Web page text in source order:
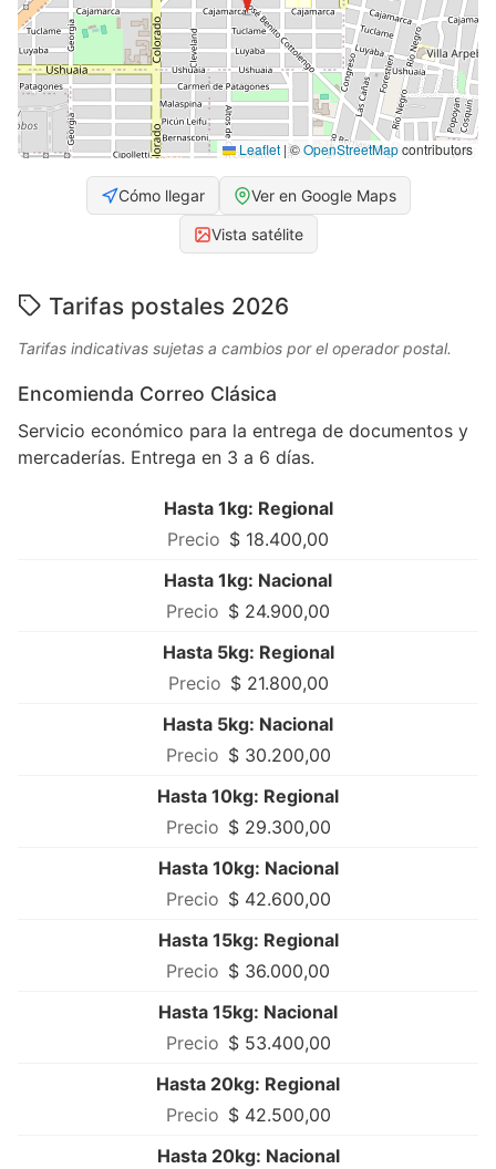
Leaflet |©OpenStreetMapcontributors
Cómo llegar Ver en Google Maps
Vista satélite
Tarifas postales 2026
Tarifas indicativas sujetas a cambios por el operador postal.
Encomienda Correo Clásica
Servicio económico para la entrega de documentos y
mercaderías. Entrega en 3 a 6 días.
Hasta 1kg: Regional
$ 18.400,00
Hasta 1kg: Nacional
$ 24.900,00
Hasta 5kg: Regional
$ 21.800,00
Hasta 5kg: Nacional
$ 30.200,00
Hasta 10kg: Regional
$ 29.300,00
Hasta 10kg: Nacional
$ 42.600,00
Hasta 15kg: Regional
$ 36.000,00
Hasta 15kg: Nacional
$ 53.400,00
Hasta 20kg: Regional
$ 42.500,00
Hasta 20kg: Nacional